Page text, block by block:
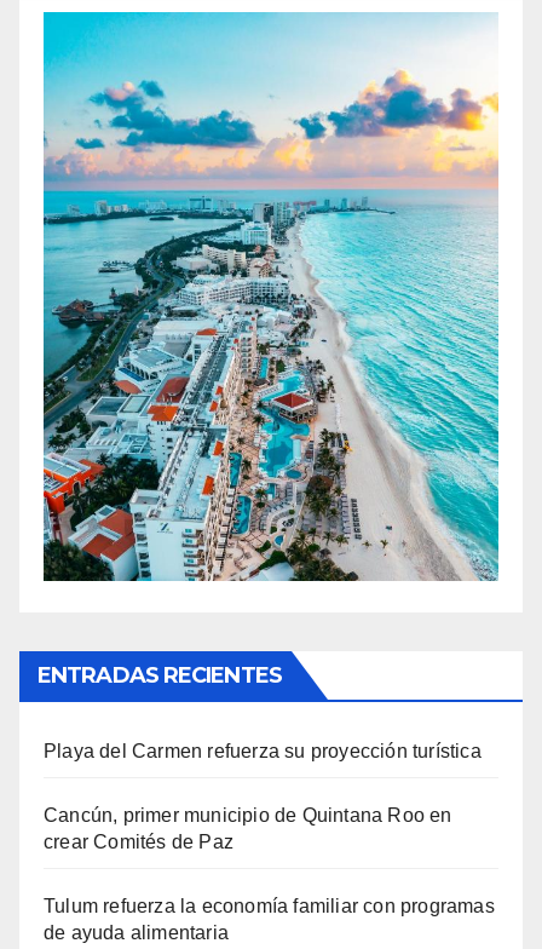
ENTRADAS RECIENTES
Playa del Carmen refuerza su proyección turística
Cancún, primer municipio de Quintana Roo en
crear Comités de Paz
Tulum refuerza la economía familiar con programas
de ayuda alimentaria